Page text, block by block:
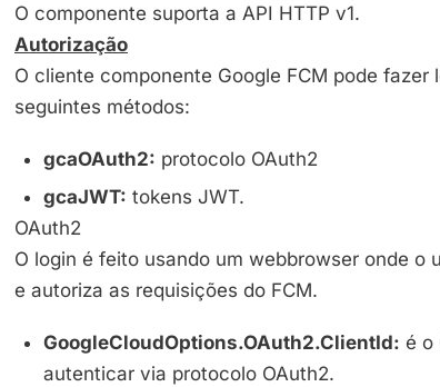
O componente suporta a API HTTP v1.
Autorização
O cliente componente Google FCM pode fazer
seguintes métodos:
gcaOAuth2: protocolo OAuth2
gcaJWT: tokens JWT.
OAuth2
O login é feito usando um webbrowser onde o
e autoriza as requisições do FCM.
GoogleCloudOptions.OAuth2.ClientId: é o
autenticar via protocolo OAuth2.